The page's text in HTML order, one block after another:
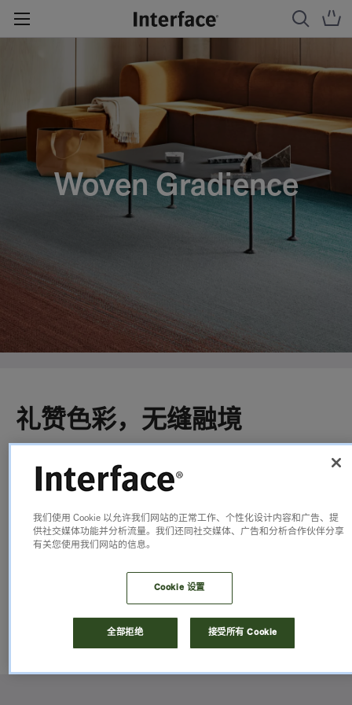
Woven Gradience
礼赞色彩，无缝融境
如自然造化般，Woven Gradience 的色
翡翠绿能无界相融，陶土褐向水波蓝自
调为基底，轻松连接空间，打造专属于
您的独特空间。
我们使用 Cookie 以允许我们网站的正常工作、个性化设计内容和广告、提
供社交媒体功能并分析流量。我们还同社交媒体、广告和分析合作伙伴分享
有关您使用我们网站的信息。
Cookie 设置
全部拒绝 接受所有 Cookie